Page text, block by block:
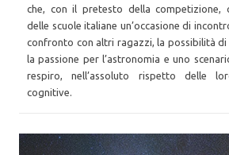
che, con il pretesto della competizione,
delle scuole italiane un’occasione di
confronto con altri ragazzi, la possibilità di
la passione per l’astronomia e uno
respiro, nell’assoluto rispetto delle
cognitive.